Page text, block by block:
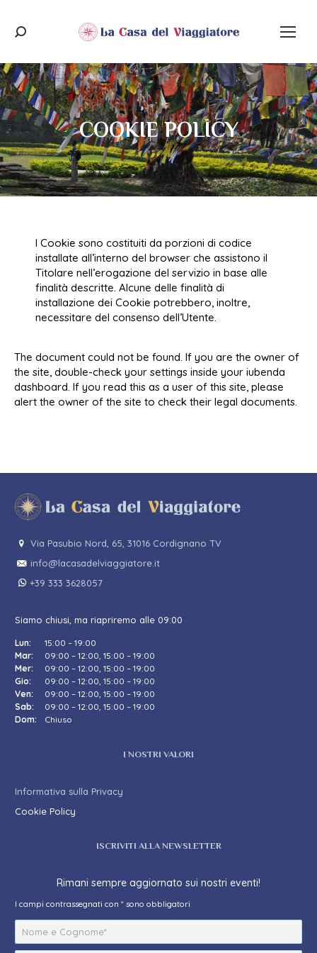
Cerca:
COOKIE POLICY
Tu sei qui:
I Cookie sono costituiti da porzioni di codice
installate all’interno del browser che assistono il
Titolare nell’erogazione del servizio in base alle
finalità descritte. Alcune delle finalità di
installazione dei Cookie potrebbero, inoltre,
necessitare del consenso dell’Utente.
The document could not be found. If you are the owner of
the site, double-check your settings inside your iubenda
dashboard. If you read this as a user of this site, please
alert the owner of the site to check their legal documents.
Via Pasubio Nord, 65, 31016 Cordignano TV
info@lacasadelviaggiatore.it
+39 333 3628057
Siamo chiusi, ma riapriremo alle 09:00
Lun:
15:00 – 19:00
Mar:
09:00 – 12:00, 15:00 – 19:00
Mer:
09:00 – 12:00, 15:00 – 19:00
Gio:
09:00 – 12:00, 15:00 – 19:00
Ven:
09:00 – 12:00, 15:00 – 19:00
Sab:
09:00 – 12:00, 15:00 – 19:00
Dom:
Chiuso
I NOSTRI VALORI
Informativa sulla Privacy
Cookie Policy
ISCRIVITI ALLA NEWSLETTER
Rimani sempre aggiornato sui nostri eventi!
I campi contrassegnati con * sono obbligatori